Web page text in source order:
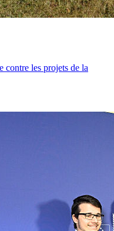
contre les projets de la